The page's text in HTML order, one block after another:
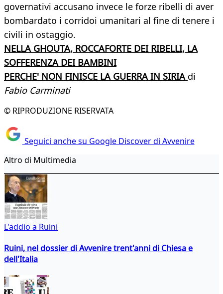
governativi accusano invece le forze ribelli di aver
bombardato i corridoi umanitari al fine di tenere i
civili in ostaggio.
NELLA GHOUTA, ROCCAFORTE DEI RIBELLI, LA
SOFFERENZA DEI BAMBINI
PERCHE' NON FINISCE LA GUERRA IN SIRIA di
Fabio Carminati
© RIPRODUZIONE RISERVATA
Seguici anche su Google Discover di Avvenire
Altro di Multimedia
L'addio a Ruini
Ruini, nel dossier di Avvenire trent'anni di Chiesa e
dell'Italia